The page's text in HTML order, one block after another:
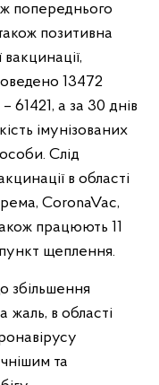
попереднього
позитивна
13472
61421, а за 30 днів
імунізованих
Слід
в області
CoronaVac,
працюють 11
пункт щеплення.
збільшення
жаль, в області
та